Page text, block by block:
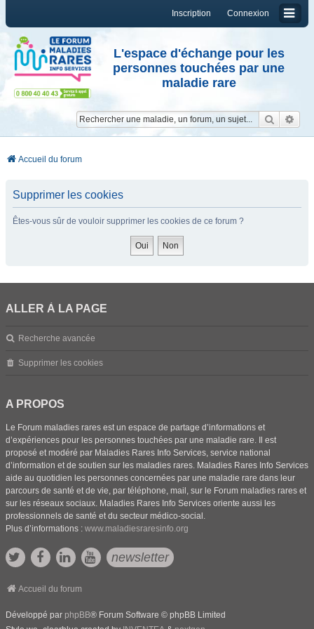
Connexion
Inscription
L'espace d'échange pour les
personnes touchées par une
maladie rare
Accueil du forum
Supprimer les cookies
Êtes-vous sûr de vouloir supprimer les cookies de ce forum ?
ALLER À LA PAGE
Recherche avancée
Supprimer les cookies
A PROPOS
Le Forum maladies rares est un espace de partage d’informations et
d’expériences pour les personnes touchées par une maladie rare. Il est
proposé et modéré par Maladies Rares Info Services, service national
d’information et de soutien sur les maladies rares. Maladies Rares Info Services
aide au quotidien les personnes concernées par une maladie rare dans leur
parcours de santé et de vie, par téléphone, mail, sur le Forum maladies rares et
sur les réseaux sociaux. Maladies Rares Info Services oriente aussi les
professionnels de santé et du secteur médico-social.
Plus d’informations : www.maladiesraresinfo.org
newsletter
Accueil du forum
Développé par phpBB® Forum Software © phpBB Limited